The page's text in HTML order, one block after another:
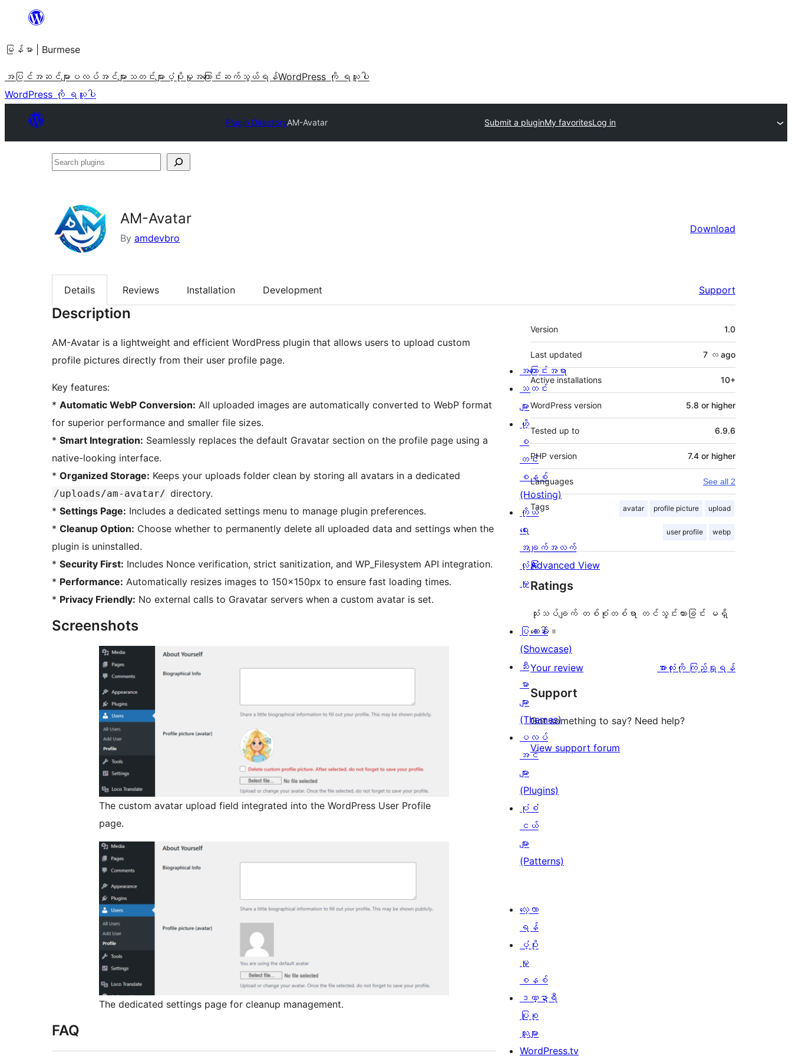
အကြောင်းအရာ
ကျော်သွား
ရန်
မြန်မာ | Burmese
အပြင်အဆင်များ ပလပ်အင်များ သတင်းများ ပံ့ပိုးမှု အကြောင်း ဆက်သွယ်ရန်WordPress ကို ရယူပါ
WordPress ကို ရယူပါ
Plugin DirectoryAM-Avatar Submit a pluginMy favoritesLog in
Search
AM-Avatar
By amdevbro
Download
Details Reviews Installation Development Support
Description
AM-Avatar is a lightweight and efficient WordPress plugin that allows users to upload custom
profile pictures directly from their user profile page.
Key features:
* Automatic WebP Conversion: All uploaded images are automatically converted to WebP format
for superior performance and smaller file sizes.
* Smart Integration: Seamlessly replaces the default Gravatar section on the profile page using a
native-looking interface.
* Organized Storage: Keeps your uploads folder clean by storing all avatars in a dedicated
/uploads/am-avatar/ directory.
* Settings Page: Includes a dedicated settings menu to manage plugin preferences.
* Cleanup Option: Choose whether to permanently delete all uploaded data and settings when the
plugin is uninstalled.
* Security First: Includes Nonce verification, strict sanitization, and WP_Filesystem API integration.
* Performance: Automatically resizes images to 150x150px to ensure fast loading times.
* Privacy Friendly: No external calls to Gravatar servers when a custom avatar is set.
Screenshots
The custom avatar upload field integrated into the WordPress User Profile
page.
The dedicated settings page for cleanup management.
FAQ
Meta
Version 1.0
Last updated 7 လ ago
Active installations 10+
WordPress version 5.8 or higher
Tested up to 6.9.6
PHP version 7.4 or higher
Languages See all 2
Tags avatar profile picture upload
user profile webp
Advanced View
Ratings
သုံးသပ်ချက် တစ်စုံတစ်ရာ တင်သွင်းထားခြင်း မရှိ
သေးပါ။
Your review
သုံးသပ်
အားလုံးကို ကြည့်ရှုရန်
Support
Got something to say? Need help?
View support forum
အကြောင်းအရာ
သတင်း
များ
ဟို့
စ
တင်း
စနစ်
(Hosting)
ကိုယ်
ရေး
အချက်အလက်
လုံခြုံ
မှု
ပြခန်း
(Showcase)
သီး
မား
များ
(Themes)
ပလပ်
အင်
များ
(Plugins)
ပုံစံ
ငယ်
များ
(Patterns)
လေ့လာ
ရန်
ပံ့ပိုး
မှု
စနစ်
ဒဏ္ဍာရီ
ပြုစု
သူများ
WordPress.tv